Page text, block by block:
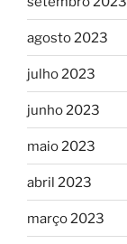
agosto 2023
julho 2023
junho 2023
maio 2023
abril 2023
março 2023